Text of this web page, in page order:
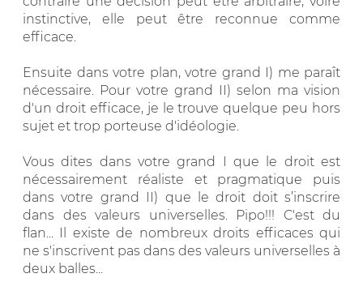
instinctive, elle peut être reconnue comme
efficace.
Ensuite dans votre plan, votre grand I) me paraît
nécessaire. Pour votre grand II) selon ma vision
d'un droit efficace, je le trouve quelque peu hors
sujet et trop porteuse d'idéologie.
Vous dites dans votre grand I que le droit est
nécessairement réaliste et pragmatique puis
dans votre grand II) que le droit doit s’inscrire
dans des valeurs universelles. Pipo!!! C'est du
flan... Il existe de nombreux droits efficaces qui
ne s'inscrivent pas dans des valeurs universelles à
deux balles...